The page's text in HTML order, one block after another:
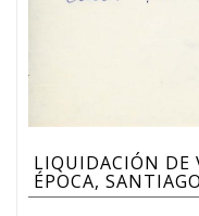
LIQUIDACIÓN DE
ÉPOCA,